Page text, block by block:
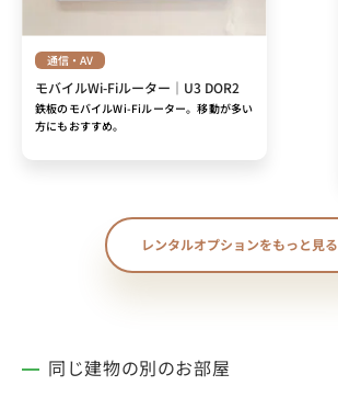
通信・AV
モバイルWi-Fiルーター｜U3 DOR2
鉄板のモバイルWi-Fiルーター。移動が多い
方にもおすすめ。
レンタルオプションをもっと見る
同じ建物の別のお部屋